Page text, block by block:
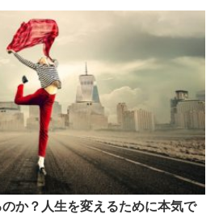
か？人生を変えるために本気で